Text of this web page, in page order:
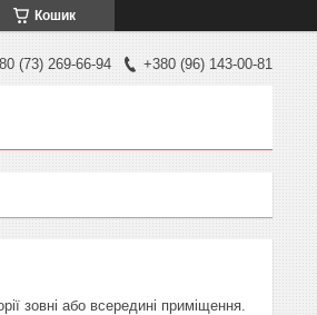
Кошик
(73) 269-66-94 +380 (96) 143-00-81
зовні або всередині приміщення.